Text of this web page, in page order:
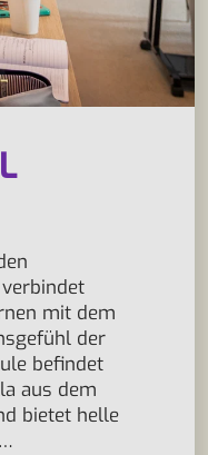
mit dem
der
befindet
aus dem
bietet helle